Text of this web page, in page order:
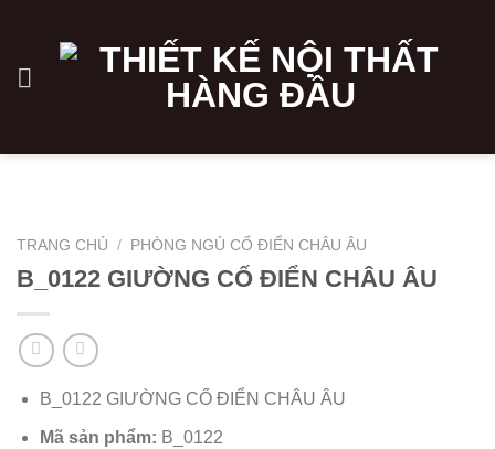
content
TRANG CHỦ / PHÒNG NGỦ CỔ ĐIỂN CHÂU ÂU
B_0122 GIƯỜNG CỐ ĐIỂN CHÂU ÂU
B_0122 GIƯỜNG CỐ ĐIỂN CHÂU ÂU
Mã sản phẩm: B_0122